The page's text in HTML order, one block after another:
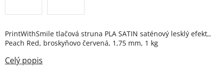
PrintWithSmile tlačová struna PLA SATIN saténový lesklý efekt,,
Peach Red, broskyňovo červená, 1,75 mm, 1 kg